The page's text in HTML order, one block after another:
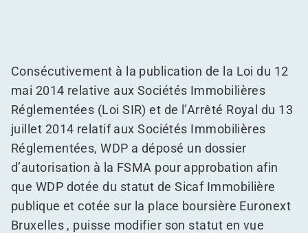
Consécutivement à la publication de la Loi du 12
mai 2014 relative aux Sociétés Immobilières
Réglementées (Loi SIR) et de l’Arrêté Royal du 13
juillet 2014 relatif aux Sociétés Immobilières
Réglementées, WDP a déposé un dossier
d’autorisation à la FSMA pour approbation afin
que WDP dotée du statut de Sicaf Immobilière
publique et cotée sur la place boursière Euronext
Bruxelles , puisse modifier son statut en vue